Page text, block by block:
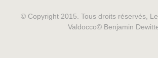
© Copyright 2015. Tous droits réservés,
Valdocco© Benjamin